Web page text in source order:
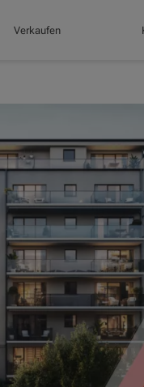
Verkaufen